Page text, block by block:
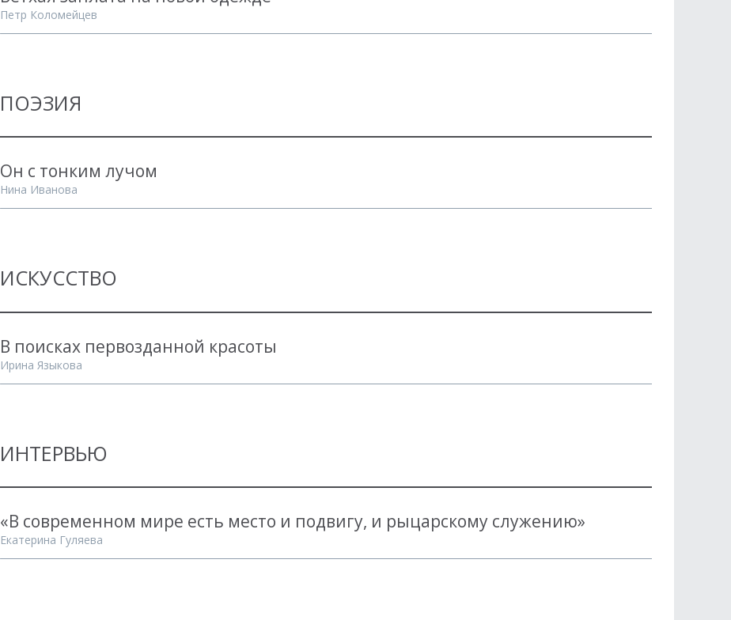
Петр Коломейцев
ПОЭЗИЯ
Он с тонким лучом
Нина Иванова
ИСКУССТВО
В поисках первозданной красоты
Ирина Языкова
ИНТЕРВЬЮ
«В современном мире есть место и подвигу, и рыцарскому служению»
Екатерина Гуляева